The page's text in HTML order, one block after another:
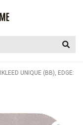
UNIQUE (BB), EDGE: